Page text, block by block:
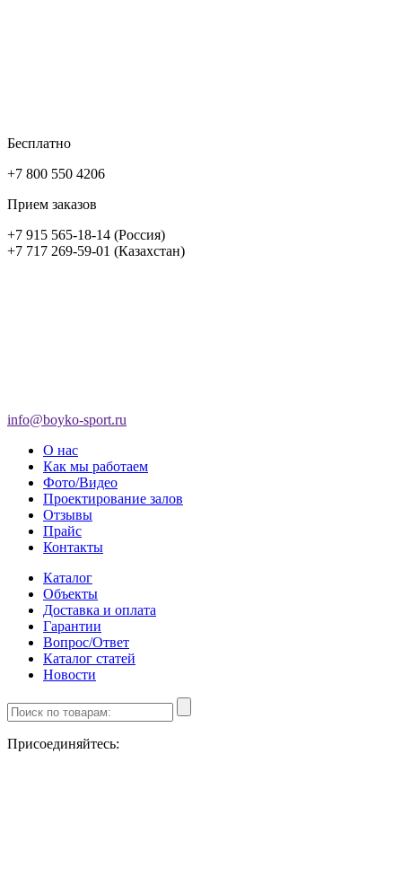
Бесплатно
+7 800 550 4206
Прием заказов
+7 915 565-18-14 (Россия)
+7 717 269-59-01 (Казахстан)
info@boyko-sport.ru
О нас
Как мы работаем
Фото/Видео
Проектирование залов
Отзывы
Прайс
Контакты
Каталог
Объекты
Доставка и оплата
Гарантии
Вопрос/Ответ
Каталог статей
Новости
Присоединяйтесь: